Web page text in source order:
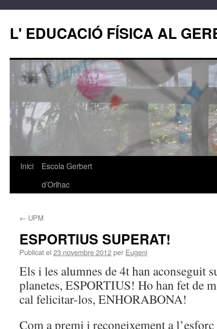
L' EDUCACIÓ FÍSICA AL
Vés
Inici
Escola Gerbert
d’Orlhac
← UPM
ESPORTIUS SUPERAT!
Publicat el 23 novembre 2012per Eugeni
Els i les alumnes de 4t han aconseguit
planetes, ESPORTIUS! Ho han fet de
cal felicitar-los, ENHORABONA!
Com a premi i reconeixement a